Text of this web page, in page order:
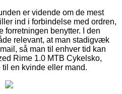
er vidende om de mest
ind i forbindelse med ordren,
forretningen benytter. I den
relevant, at man stadigvæk
så man til enhver tid kan
Rime 1.0 MTB Cykelsko,
en kvinde eller mand.